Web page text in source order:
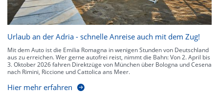
Urlaub an der Adria - schnelle Anreise auch mit dem Zug!
Mit dem Auto ist die Emilia Romagna in wenigen Stunden von Deutschland
aus zu erreichen. Wer gerne autofrei reist, nimmt die Bahn: Von 2. April bis
3. Oktober 2026 fahren Direktzüge von München über Bologna und Cesena
nach Rimini, Riccione und Cattolica ans Meer.
Hier mehr erfahren